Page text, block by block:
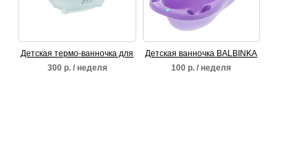
Детская термо-ванночка для
купания Bebe Jou
300 р. / неделя
Детская ванночка BALBINKA
100 р. / неделя